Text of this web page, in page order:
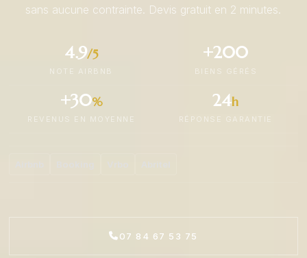
sans aucune contrainte. Devis gratuit en 2 minutes.
4.9/5
NOTE AIRBNB
+200
BIENS GÉRÉS
+30%
REVENUS EN MOYENNE
24h
RÉPONSE GARANTIE
07 84 67 53 75